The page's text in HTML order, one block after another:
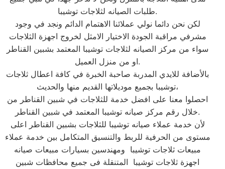
طلبات الصيانه لثلاجات توشيبا.
لكن نحن دائما نولي عملائنا الاهتمام الدائم ونجد في وجود
مشرفي مراقبة الجودة الاختيار الامثل لخروج اجهزة الثلاجات
سواء من مركز الصيانه لثلاجات توشيبا المعتمد بشبين القناطر
او من منزل العميل.
بالأضافة للايدي المدربة صاحبة الخبرة في كافة اعطال ثلاجات
توشيبا بجميع موديلاتها القديم منها والحديث،
احصلوا معنا على افضل خدمة للثلاجات في شبين القناطر من
خلال رقم مركز صيانه توشيبا المعتمد في شبين القناطر.
لأن خدمة عملاء صيانه توشيبا للثلاجات بشبين القناطر اعلى
مستوى من الحرفية للربط والتنسيق المتكامل بين خدمة عملاء
مبيعات ثلاجات توشيبا ومهندسين بسيارات مبيعات صيانه
اجهزة ثلاجات توشيبا المتنقلة فى جميع محافظات شبين